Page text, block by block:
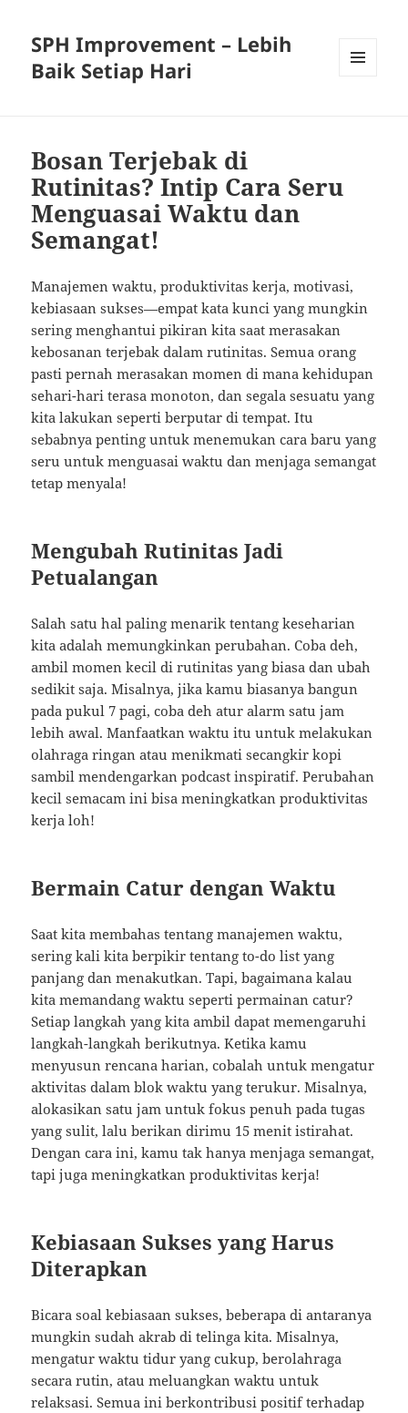
SPH Improvement – Lebih
Baik Setiap Hari
Bosan Terjebak di
Rutinitas? Intip Cara Seru
Menguasai Waktu dan
Semangat!
Manajemen waktu, produktivitas kerja, motivasi,
kebiasaan sukses—empat kata kunci yang mungkin
sering menghantui pikiran kita saat merasakan
kebosanan terjebak dalam rutinitas. Semua orang
pasti pernah merasakan momen di mana kehidupan
sehari-hari terasa monoton, dan segala sesuatu yang
kita lakukan seperti berputar di tempat. Itu
sebabnya penting untuk menemukan cara baru yang
seru untuk menguasai waktu dan menjaga semangat
tetap menyala!
Mengubah Rutinitas Jadi
Petualangan
Salah satu hal paling menarik tentang keseharian
kita adalah memungkinkan perubahan. Coba deh,
ambil momen kecil di rutinitas yang biasa dan ubah
sedikit saja. Misalnya, jika kamu biasanya bangun
pada pukul 7 pagi, coba deh atur alarm satu jam
lebih awal. Manfaatkan waktu itu untuk melakukan
olahraga ringan atau menikmati secangkir kopi
sambil mendengarkan podcast inspiratif. Perubahan
kecil semacam ini bisa meningkatkan produktivitas
kerja loh!
Bermain Catur dengan Waktu
Saat kita membahas tentang manajemen waktu,
sering kali kita berpikir tentang to-do list yang
panjang dan menakutkan. Tapi, bagaimana kalau
kita memandang waktu seperti permainan catur?
Setiap langkah yang kita ambil dapat memengaruhi
langkah-langkah berikutnya. Ketika kamu
menyusun rencana harian, cobalah untuk mengatur
aktivitas dalam blok waktu yang terukur. Misalnya,
alokasikan satu jam untuk fokus penuh pada tugas
yang sulit, lalu berikan dirimu 15 menit istirahat.
Dengan cara ini, kamu tak hanya menjaga semangat,
tapi juga meningkatkan produktivitas kerja!
Kebiasaan Sukses yang Harus
Diterapkan
Bicara soal kebiasaan sukses, beberapa di antaranya
mungkin sudah akrab di telinga kita. Misalnya,
mengatur waktu tidur yang cukup, berolahraga
secara rutin, atau meluangkan waktu untuk
relaksasi. Semua ini berkontribusi positif terhadap